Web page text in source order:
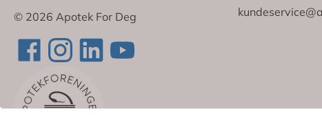
© 2026 Apotek For Deg